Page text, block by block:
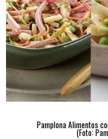
Pamplona Alimentos
(Foto: